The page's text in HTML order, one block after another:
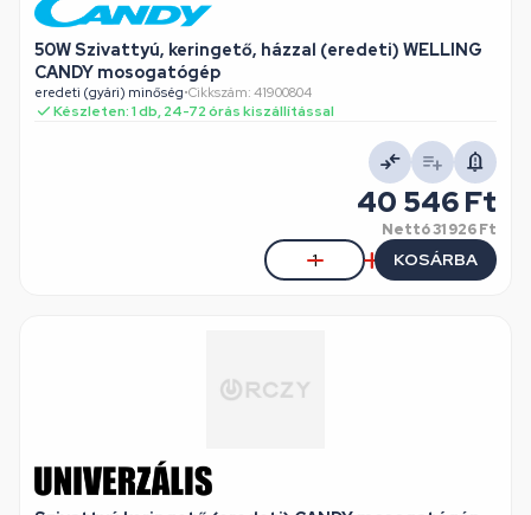
50W Szivattyú, keringető, házzal (eredeti) WELLING
CANDY mosogatógép
eredeti (gyári) minőség•Cikkszám: 41900804
Készleten: 1 db, 24-72 órás kiszállítással
40 546 Ft
Nettó31 926 Ft
KOSÁRBA